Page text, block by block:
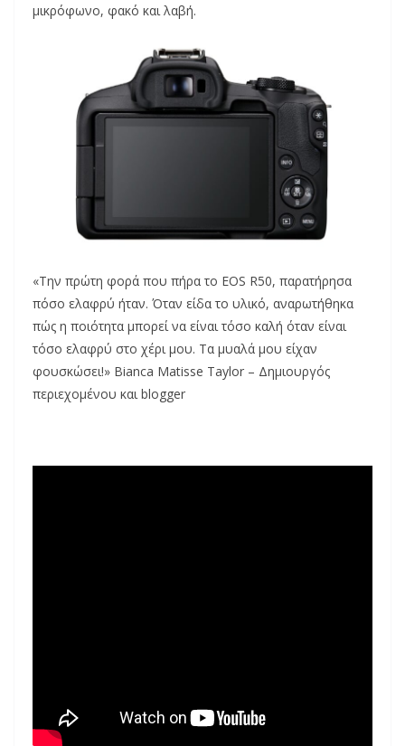
μικρόφωνο, φακό και λαβή.
«Την πρώτη φορά που πήρα το EOS R50, παρατήρησα
πόσο ελαφρύ ήταν. Όταν είδα το υλικό, αναρωτήθηκα
πώς η ποιότητα μπορεί να είναι τόσο καλή όταν είναι
τόσο ελαφρύ στο χέρι μου. Τα μυαλά μου είχαν
φουσκώσει!» Bianca Matisse Taylor – Δημιουργός
περιεχομένου και blogger